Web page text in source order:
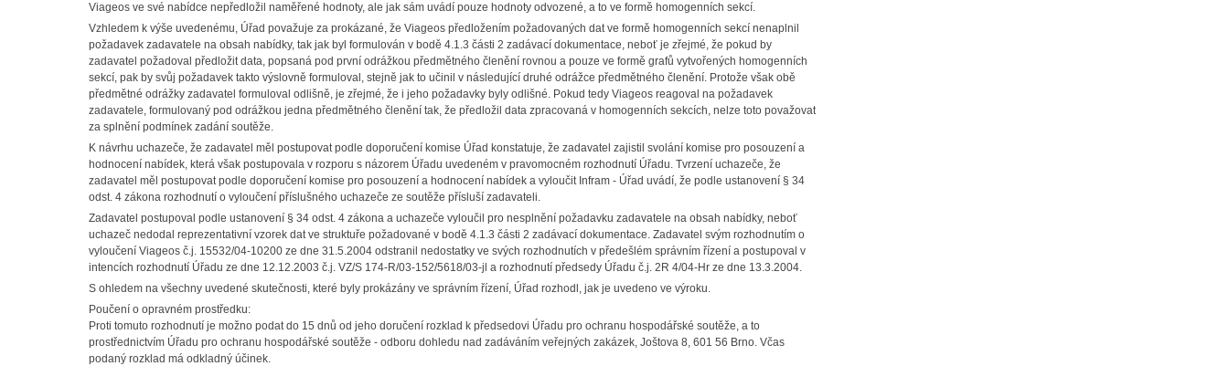
Viageos ve své nabídce nepředložil naměřené hodnoty, ale jak sám uvádí pouze hodnoty odvozené, a to ve formě homogenních sekcí.
Vzhledem k výše uvedenému, Úřad považuje za prokázané, že Viageos předložením požadovaných dat ve formě homogenních sekcí nenaplnil
požadavek zadavatele na obsah nabídky, tak jak byl formulován v bodě 4.1.3 části 2 zadávací dokumentace, neboť je zřejmé, že pokud by
zadavatel požadoval předložit data, popsaná pod první odrážkou předmětného členění rovnou a pouze ve formě grafů vytvořených homogenních
sekcí, pak by svůj požadavek takto výslovně formuloval, stejně jak to učinil v následující druhé odrážce předmětného členění. Protože však obě
předmětné odrážky zadavatel formuloval odlišně, je zřejmé, že i jeho požadavky byly odlišné. Pokud tedy Viageos reagoval na požadavek
zadavatele, formulovaný pod odrážkou jedna předmětného členění tak, že předložil data zpracovaná v homogenních sekcích, nelze toto považovat
za splnění podmínek zadání soutěže.
K návrhu uchazeče, že zadavatel měl postupovat podle doporučení komise Úřad konstatuje, že zadavatel zajistil svolání komise pro posouzení a
hodnocení nabídek, která však postupovala v rozporu s názorem Úřadu uvedeném v pravomocném rozhodnutí Úřadu. Tvrzení uchazeče, že
zadavatel měl postupovat podle doporučení komise pro posouzení a hodnocení nabídek a vyloučit Infram - Úřad uvádí, že podle ustanovení § 34
odst. 4 zákona rozhodnutí o vyloučení příslušného uchazeče ze soutěže přísluší zadavateli.
Zadavatel postupoval podle ustanovení § 34 odst. 4 zákona a uchazeče vyloučil pro nesplnění požadavku zadavatele na obsah nabídky, neboť
uchazeč nedodal reprezentativní vzorek dat ve struktuře požadované v bodě 4.1.3 části 2 zadávací dokumentace. Zadavatel svým rozhodnutím o
vyloučení Viageos č.j. 15532/04-10200 ze dne 31.5.2004 odstranil nedostatky ve svých rozhodnutích v předešlém správním řízení a postupoval v
intencích rozhodnutí Úřadu ze dne 12.12.2003 č.j. VZ/S 174-R/03-152/5618/03-jl a rozhodnutí předsedy Úřadu č.j. 2R 4/04-Hr ze dne 13.3.2004.
S ohledem na všechny uvedené skutečnosti, které byly prokázány ve správním řízení, Úřad rozhodl, jak je uvedeno ve výroku.
Poučení o opravném prostředku:
Proti tomuto rozhodnutí je možno podat do 15 dnů od jeho doručení rozklad k předsedovi Úřadu pro ochranu hospodářské soutěže, a to
prostřednictvím Úřadu pro ochranu hospodářské soutěže - odboru dohledu nad zadáváním veřejných zakázek, Joštova 8, 601 56 Brno. Včas
podaný rozklad má odkladný účinek.